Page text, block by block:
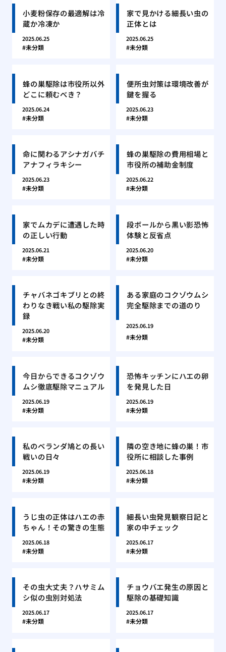
小麦粉保存の最適解は冷
蔵か冷凍か
2025.06.25
未分類
家で見かける細長い虫の
正体とは
2025.06.25
未分類
蜂の巣駆除は市役所以外
どこに頼むべき？
2025.06.24
未分類
便所虫対策は環境改善が
鍵を握る
2025.06.23
未分類
命に関わるアシナガバチ
アナフィラキシー
2025.06.23
未分類
蜂の巣駆除の費用相場と
市役所の補助金制度
2025.06.22
未分類
家でムカデに遭遇した時
の正しい行動
2025.06.21
未分類
段ボールから黒い影恐怖
体験と反省点
2025.06.20
未分類
チャバネゴキブリとの終
わりなき戦い私の駆除実
録
2025.06.20
未分類
ある家庭のコクゾウムシ
完全駆除までの道のり
2025.06.19
未分類
今日からできるコクゾウ
ムシ徹底駆除マニュアル
2025.06.19
未分類
恐怖キッチンにハエの卵
を発見した日
2025.06.19
未分類
私のベランダ鳩との長い
戦いの日々
2025.06.19
未分類
隣の空き地に蜂の巣！市
役所に相談した事例
2025.06.18
未分類
うじ虫の正体はハエの赤
ちゃん！その驚きの生態
2025.06.18
未分類
細長い虫発見観察日記と
家の中チェック
2025.06.17
未分類
その虫大丈夫？ハサミム
シ似の虫別対処法
2025.06.17
未分類
チョウバエ発生の原因と
駆除の基礎知識
2025.06.17
未分類